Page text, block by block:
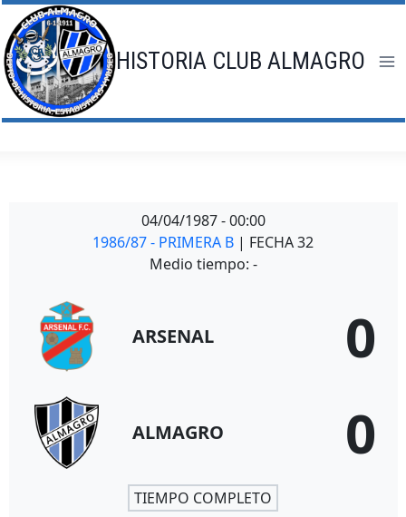
Saltar
al
contenido
HISTORIA CLUB ALMAGRO
04/04/1987 - 00:00
1986/87 - PRIMERA B | FECHA 32
Medio tiempo: -
ARSENAL 0
ALMAGRO 0
TIEMPO COMPLETO